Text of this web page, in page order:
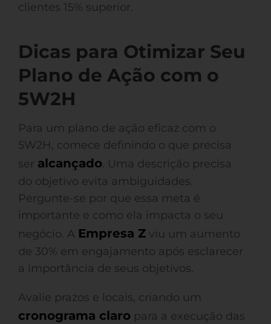
clientes 15% superior.
Dicas para Otimizar Seu
Plano de Ação com o
5W2H
Para um plano de ação eficaz com o
5W2H, comece definindo o que precisa
ser alcançado. Uma descrição precisa
do objetivo evita ambiguidades.
Pergunte-se por que essa meta é
importante e como ela impacta o seu
negócio. A Empresa Z viu um aumento
de 30% em engajamento após esclarecer
a importância de seus objetivos.
Avalie prazos e locais, criando um
cronograma claro para a execução das